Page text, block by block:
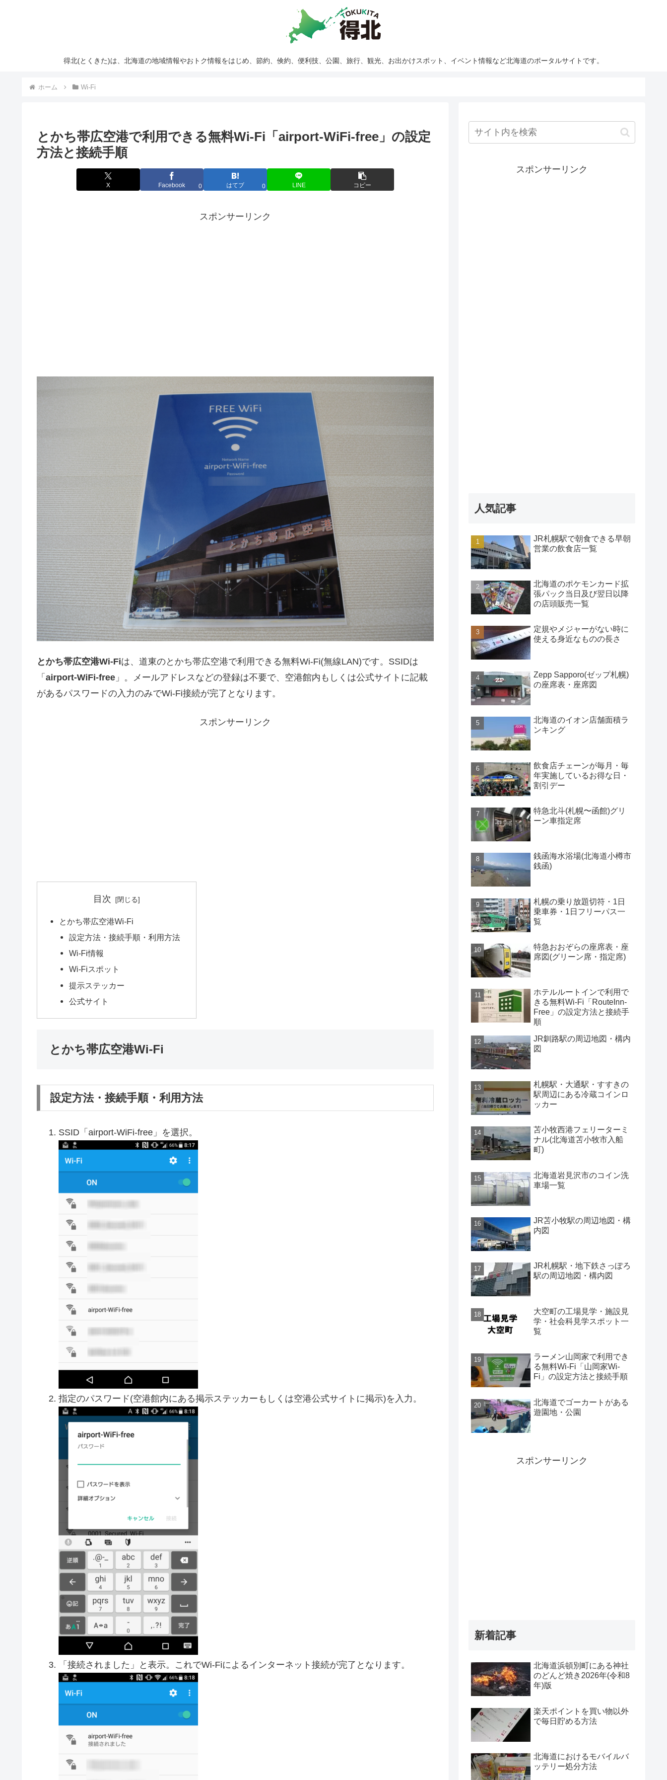
得北(とくきた)は、北海道の地域情報やおトク情報をはじめ、節約、倹約、便利技、公園、旅行、観光、お出かけスポット、イベント情報など北海道のポータルサイトです。
ホーム Wi-Fi
とかち帯広空港で利用できる無料Wi-Fi「airport-WiFi-free」の設定
方法と接続手順
X Facebook 0 はてブ 0 LINE コピー
スポンサーリンク
とかち帯広空港Wi-Fiは、道東のとかち帯広空港で利用できる無料Wi-Fi(無線LAN)です。SSIDは
「 airport-WiFi-free 」。メールアドレスなどの登録は不要で、空港館内もしくは公式サイトに記載
があるパスワードの入力のみでWi-Fi接続が完了となります。
スポンサーリンク
目次
とかち帯広空港Wi-Fi
設定方法・接続手順・利用方法
Wi-Fi情報
Wi-Fiスポット
提示ステッカー
公式サイト
とかち帯広空港Wi-Fi
設定方法・接続手順・利用方法
SSID「airport-WiFi-free」を選択。
指定のパスワード(空港館内にある掲示ステッカーもしくは空港公式サイトに掲示)を入力。
「接続されました」と表示。これでWi-Fiによるインターネット接続が完了となります。
スポンサーリンク
人気記事
JR札幌駅で朝食できる早朝
営業の飲食店一覧
北海道のポケモンカード拡
張パック当日及び翌日以降
の店頭販売一覧
定規やメジャーがない時に
使える身近なものの長さ
Zepp Sapporo(ゼップ札幌)
の座席表・座席図
北海道のイオン店舗面積ラ
ンキング
飲食店チェーンが毎月・毎
年実施しているお得な日・
割引デー
特急北斗(札幌〜函館)グリ
ーン車指定席
銭函海水浴場(北海道小樽市
銭函)
札幌の乗り放題切符・1日
乗車券・1日フリーパス一
覧
特急おおぞらの座席表・座
席図(グリーン席・指定席)
ホテルルートインで利用で
きる無料Wi-Fi「RouteInn-
Free」の設定方法と接続手
順
JR釧路駅の周辺地図・構内
図
札幌駅・大通駅・すすきの
駅周辺にある冷蔵コインロ
ッカー
苫小牧西港フェリーターミ
ナル(北海道苫小牧市入船
町)
北海道岩見沢市のコイン洗
車場一覧
JR苫小牧駅の周辺地図・構
内図
JR札幌駅・地下鉄さっぽろ
駅の周辺地図・構内図
大空町の工場見学・施設見
学・社会科見学スポット一
覧
ラーメン山岡家で利用でき
る無料Wi-Fi「山岡家Wi-
Fi」の設定方法と接続手順
北海道でゴーカートがある
遊園地・公園
スポンサーリンク
新着記事
北海道浜頓別町にある神社
のどんど焼き2026年(令和8
年)版
楽天ポイントを買い物以外
で毎日貯める方法
北海道におけるモバイルバ
ッテリー処分方法